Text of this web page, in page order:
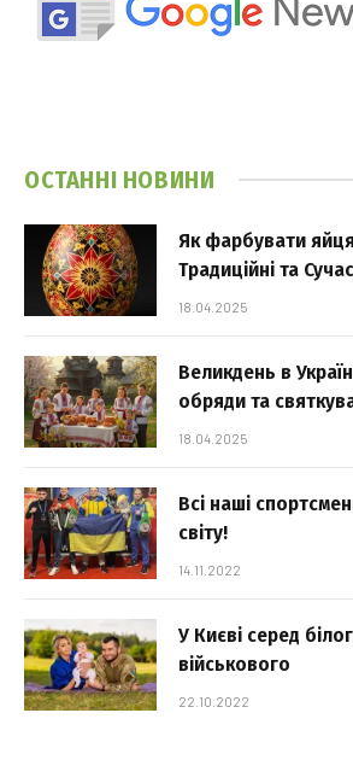
ОСТАННІ НОВИНИ
Як фарбувати
Традиційні та
18.04.2025
Великдень в
обряди та
18.04.2025
Всі наші
світу!
14.11.2022
У Києві серед
військового
22.10.2022